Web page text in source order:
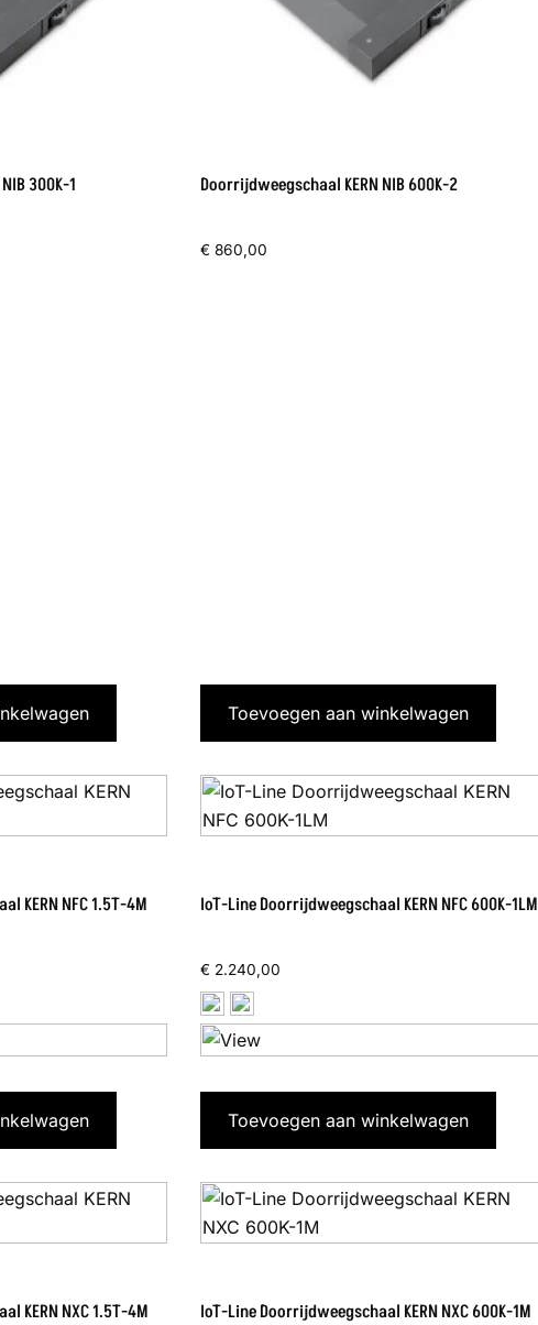
300K-1 Doorrijdweegschaal KERN NIB 600K-2
€ 860,00
Toevoegen aan winkelwagen
KERN NFC 1.5T-4M IoT-Line Doorrijdweegschaal KERN NFC 600K-1LM
€ 2.240,00
Toevoegen aan winkelwagen
KERN NXC 1.5T-4M IoT-Line Doorrijdweegschaal KERN NXC 600K-1M